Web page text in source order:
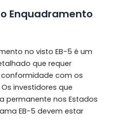
Enquadramento
no visto EB-5 é um
que requer
com os
investidores que
permanente nos Estados
EB-5 devem estar